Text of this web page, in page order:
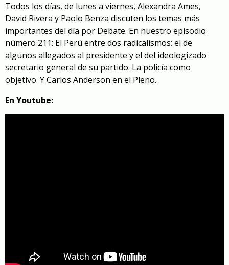
Todos los días, de lunes a viernes, Alexandra Ames,
David Rivera y Paolo Benza discuten los temas más
importantes del día por Debate. En nuestro episodio
número 211: El Perú entre dos radicalismos: el de
algunos allegados al presidente y el del ideologizado
secretario general de su partido. La policía como
objetivo. Y Carlos Anderson en el Pleno.
En Youtube: